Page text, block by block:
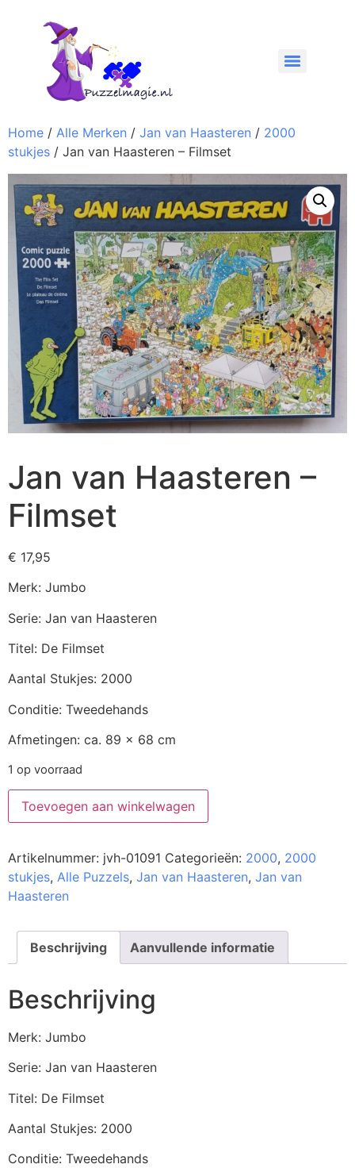
Home / Alle Merken / Jan van Haasteren / 2000
stukjes / Jan van Haasteren – Filmset
Jan van Haasteren –
Filmset
€ 17,95
Merk: Jumbo
Serie: Jan van Haasteren
Titel: De Filmset
Aantal Stukjes: 2000
Conditie: Tweedehands
Afmetingen: ca. 89 x 68 cm
1 op voorraad
Toevoegen aan winkelwagen
Artikelnummer: jvh-01091 Categorieën: 2000, 2000
stukjes, Alle Puzzels, Jan van Haasteren, Jan van
Haasteren
Beschrijving Aanvullende informatie
Beschrijving
Merk: Jumbo
Serie: Jan van Haasteren
Titel: De Filmset
Aantal Stukjes: 2000
Conditie: Tweedehands